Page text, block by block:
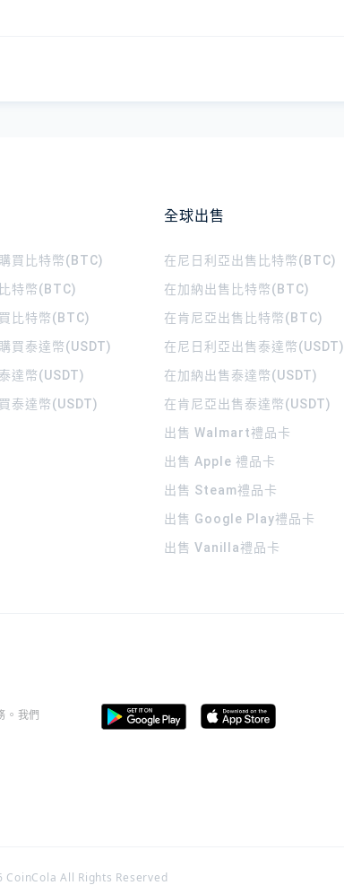
買比特幣(BTC)
特幣(BTC)
比特幣(BTC)
買泰達幣(USDT)
達幣(USDT)
泰達幣(USDT)
全球出售
在尼日利亞出售比特幣(BTC)
在加納出售比特幣(BTC)
在肯尼亞出售比特幣(BTC)
在尼日利亞出售泰達幣(USDT)
在加納出售泰達幣(USDT)
在肯尼亞出售泰達幣(USDT)
出售 Walmart禮品卡
出售 Apple 禮品卡
出售 Steam禮品卡
出售 Google Play禮品卡
出售 Vanilla禮品卡
。我們
CoinCola All Rights Reserved